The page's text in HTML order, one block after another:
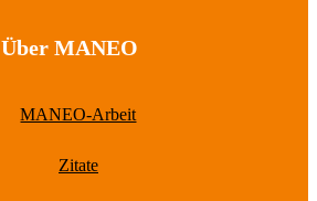
Über MANEO
MANEO-Arbeit
Zitate